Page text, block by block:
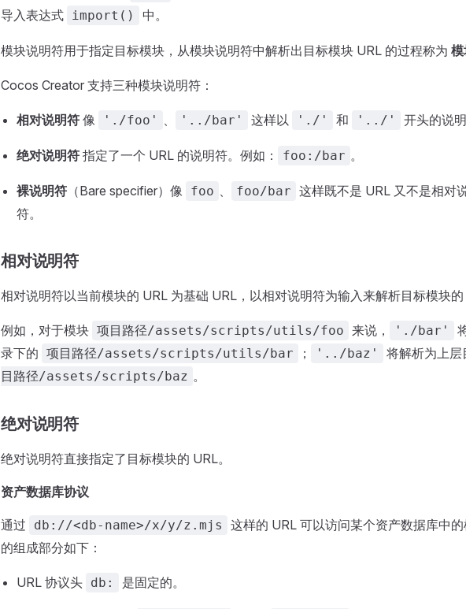
导入表达式 import() 中。
模块说明符用于指定目标模块，从模块说明符中解析出目标模块 URL 的过程称为
Cocos Creator 支持三种模块说明符：
相对说明符 像 './foo' 、 '../bar' 这样以 './' 和 '../' 开头的说明
绝对说明符 指定了一个 URL 的说明符。例如： foo:/bar 。
裸说明符 （Bare specifier）像 foo 、 foo/bar 这样既不是 URL 又不是相对
符。
相对说明符
相对说明符以当前模块的 URL 为基础 URL，以相对说明符为输入来解析目标模块的
例如，对于模块 项目路径/assets/scripts/utils/foo 来说， './bar'
录下的 项目路径/assets/scripts/utils/bar ； '../baz' 将解析为上层
目路径/assets/scripts/baz 。
绝对说明符
绝对说明符直接指定了目标模块的 URL。
资产数据库协议
通过 db://<db-name>/x/y/z.mjs
这样的 URL 可以访问某个资产数据库中
的组成部分如下：
URL 协议头 db: 是固定的。